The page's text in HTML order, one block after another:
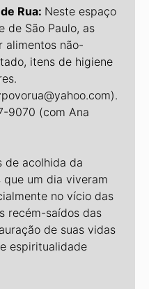
Rua: Neste espaço
de São Paulo, as
alimentos não-
itens de higiene
9070 (com Ana
de acolhida da
que um dia viveram
no vício das
recém-saídos das
de suas vidas
espiritualidade